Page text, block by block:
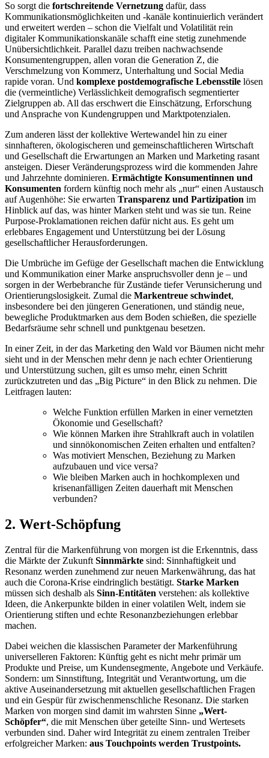
So sorgt die fortschreitende Vernetzung dafür, dass
Kommunikationsmöglichkeiten und -kanäle kontinuierlich verändert
und erweitert werden – schon die Vielfalt und Volatilität rein
digitaler Kommunikationskanäle schafft eine stetig zunehmende
Unübersichtlichkeit. Parallel dazu treiben nachwachsende
Konsumentengruppen, allen voran die Generation Z, die
Verschmelzung von Kommerz, Unterhaltung und Social Media
rapide voran. Und komplexe postdemografische Lebensstile lösen
die (vermeintliche) Verlässlichkeit demografisch segmentierter
Zielgruppen ab. All das erschwert die Einschätzung, Erforschung
und Ansprache von Kundengruppen und Marktpotenzialen.
Zum anderen lässt der kollektive Wertewandel hin zu einer
sinnhafteren, ökologischeren und gemeinschaftlicheren Wirtschaft
und Gesellschaft die Erwartungen an Marken und Marketing rasant
ansteigen. Dieser Veränderungsprozess wird die kommenden Jahre
und Jahrzehnte dominieren. Ermächtigte Konsumentinnen und
Konsumenten fordern künftig noch mehr als „nur“ einen Austausch
auf Augenhöhe: Sie erwarten Transparenz und Partizipation im
Hinblick auf das, was hinter Marken steht und was sie tun. Reine
Purpose-Proklamationen reichen dafür nicht aus. Es geht um
erlebbares Engagement und Unterstützung bei der Lösung
gesellschaftlicher Herausforderungen.
Die Umbrüche im Gefüge der Gesellschaft machen die Entwicklung
und Kommunikation einer Marke anspruchsvoller denn je – und
sorgen in der Werbebranche für Zustände tiefer Verunsicherung und
Orientierungslosigkeit. Zumal die Markentreue schwindet,
insbesondere bei den jüngeren Generationen, und ständig neue,
bewegliche Produktmarken aus dem Boden schießen, die spezielle
Bedarfsräume sehr schnell und punktgenau besetzen.
In einer Zeit, in der das Marketing den Wald vor Bäumen nicht mehr
sieht und in der Menschen mehr denn je nach echter Orientierung
und Unterstützung suchen, gilt es umso mehr, einen Schritt
zurückzutreten und das „Big Picture“ in den Blick zu nehmen. Die
Leitfragen lauten:
Welche Funktion erfüllen Marken in einer vernetzten
Ökonomie und Gesellschaft?
Wie können Marken ihre Strahlkraft auch in volatilen
und sinnökonomischen Zeiten erhalten und entfalten?
Was motiviert Menschen, Beziehung zu Marken
aufzubauen und vice versa?
Wie bleiben Marken auch in hochkomplexen und
krisenanfälligen Zeiten dauerhaft mit Menschen
verbunden?
2. Wert-Schöpfung
Zentral für die Markenführung von morgen ist die Erkenntnis, dass
die Märkte der Zukunft Sinnmärkte sind: Sinnhaftigkeit und
Resonanz werden zunehmend zur neuen Markenwährung, das hat
auch die Corona-Krise eindringlich bestätigt. Starke Marken
müssen sich deshalb als Sinn-Entitäten verstehen: als kollektive
Ideen, die Ankerpunkte bilden in einer volatilen Welt, indem sie
Orientierung stiften und echte Resonanzbeziehungen erlebbar
machen.
Dabei weichen die klassischen Parameter der Markenführung
universelleren Faktoren: Künftig geht es nicht mehr primär um
Produkte und Preise, um Kundensegmente, Angebote und Verkäufe.
Sondern: um Sinnstiftung, Integrität und Verantwortung, um die
aktive Auseinandersetzung mit aktuellen gesellschaftlichen Fragen
und ein Gespür für zwischenmenschliche Resonanz. Die starken
Marken von morgen sind damit im wahrsten Sinne „Wert-
Schöpfer“, die mit Menschen über geteilte Sinn- und Wertesets
verbunden sind. Daher wird Integrität zu einem zentralen Treiber
erfolgreicher Marken: aus Touchpoints werden Trustpoints.